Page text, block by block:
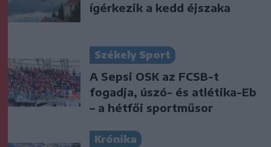
ígérkezik a kedd éjszaka
Székely Sport
A Sepsi OSK az FCSB-t
fogadja, úszó- és atlétika-Eb
– a hétfői sportműsor
Krónika